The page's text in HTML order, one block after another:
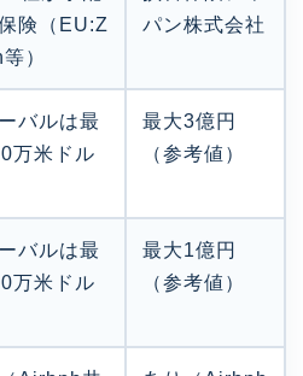
険（EU:Z
）
パン株式会社
バルは最
万米ドル
最大3億円
（参考値）
バルは最
万米ドル
最大1億円
（参考値）